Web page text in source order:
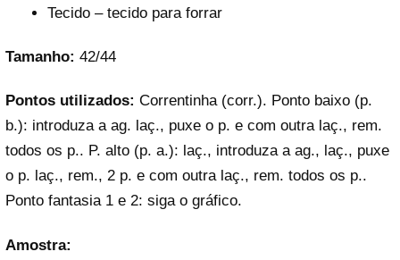
Tecido – tecido para forrar
Tamanho: 42/44
Pontos utilizados: Correntinha (corr.). Ponto baixo (p.
b.): introduza a ag. laç., puxe o p. e com outra laç., rem.
todos os p.. P. alto (p. a.): laç., introduza a ag., laç., puxe
o p. laç., rem., 2 p. e com outra laç., rem. todos os p..
Ponto fantasia 1 e 2: siga o gráfico.
Amostra: